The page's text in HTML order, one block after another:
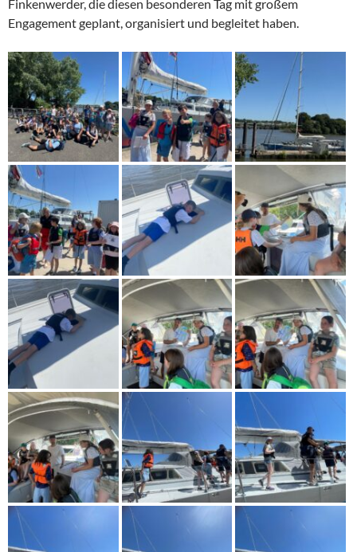
Finkenwerder, die diesen besonderen Tag mit großem
Engagement geplant, organisiert und begleitet haben.